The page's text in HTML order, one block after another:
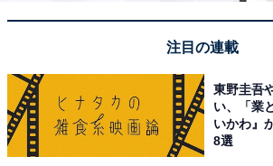
第1位：東伏見駅（6万6000円）
西武新宿線で高田馬場駅まで準急利用
なしで往来可能となっています。南口
ンパスがあるなど、早稲田大学とも縁
注目の連載
東野圭吾
い、「業
いかわ』
8選